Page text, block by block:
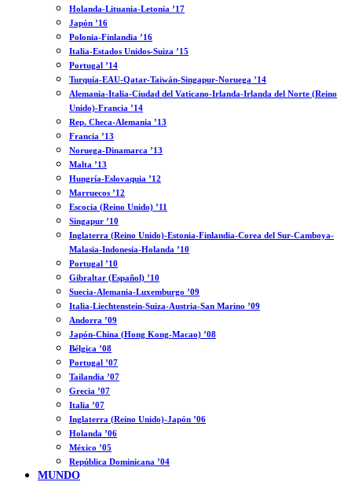
Holanda-Lituania-Letonia ’17
Japón ’16
Polonia-Finlandia ’16
Italia-Estados Unidos-Suiza ’15
Portugal ’14
Turquía-EAU-Qatar-Taiwán-Singapur-Noruega ’14
Alemania-Italia-Ciudad del Vaticano-Irlanda-Irlanda del Norte (Reino
Unido)-Francia ’14
Rep. Checa-Alemania ’13
Francia ’13
Noruega-Dinamarca ’13
Malta ’13
Hungría-Eslovaquia ’12
Marruecos ’12
Escocia (Reino Unido) ’11
Singapur ’10
Inglaterra (Reino Unido)-Estonia-Finlandia-Corea del Sur-Camboya-
Malasia-Indonesia-Holanda ’10
Portugal ’10
Gibraltar (Español) ’10
Suecia-Alemania-Luxemburgo ’09
Italia-Liechtenstein-Suiza-Austria-San Marino ’09
Andorra ’09
Japón-China (Hong Kong-Macao) ’08
Bélgica ’08
Portugal ’07
Tailandia ’07
Grecia ’07
Italia ’07
Inglaterra (Reino Unido)-Japón ’06
Holanda ’06
México ’05
República Dominicana ’04
MUNDO